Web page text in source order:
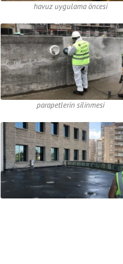
havuz uygulama öncesi
parapetlerin silinmesi